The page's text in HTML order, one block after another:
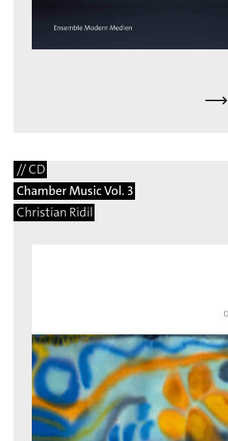
⟶
// CD
Chamber Music Vol. 3
Christian Ridil